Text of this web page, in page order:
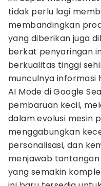
tidak perlu lagi
membandingkan
yang diberikan juga
berkat penyaringan
berkualitas tinggi
munculnya informasi
AI Mode di Google
pembaruan kecil,
dalam evolusi mesin
menggabungkan
personalisasi, dan
menjawab
yang semakin